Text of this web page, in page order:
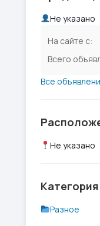
Не указано
На сайте с:
Всего
Все
Не указано
Категория
Разное